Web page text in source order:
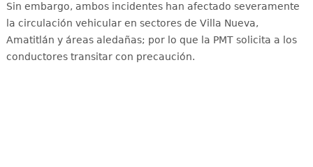
Sin embargo, ambos incidentes han afectado severamente
la circulación vehicular en sectores de Villa Nueva,
Amatitlán y áreas aledañas; por lo que la PMT solicita a los
conductores transitar con precaución.